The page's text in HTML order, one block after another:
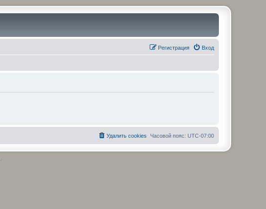
Вход
Регистрация
Часовой пояс: UTC-07:00
Удалить cookies